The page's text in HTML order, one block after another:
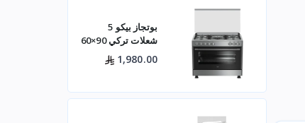
بوتجاز بيكو 5
شعلات تركي 90×60
ستيل مع مروحتين –
GG15120FXNS
1,980.00